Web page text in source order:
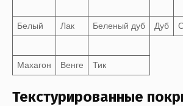
Белый Лак Беленый дуб Дуб
Махагон Венге Тик
Текстурированные